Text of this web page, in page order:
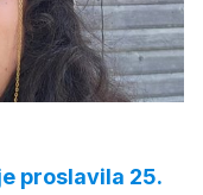
proslavila 25.